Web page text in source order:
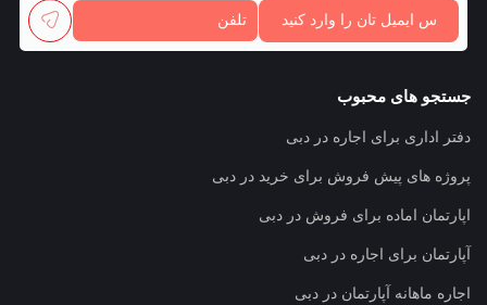
جستجو های محبوب
دفتر اداری برای اجاره در دبی
پروژه های پیش فروش برای خرید در دبی
اپارتمان اماده برای فروش در دبی
آپارتمان برای اجاره در دبی
اجاره ماهانه آپارتمان در دبی